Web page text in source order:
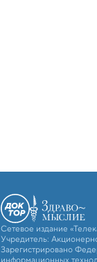
Сетевое издание
Учредитель:
Зарегистрировано
информационных